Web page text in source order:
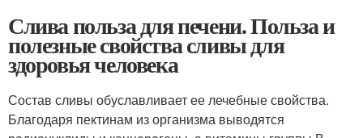
Слива польза для печени. Польза и
полезные свойства сливы для
здоровья человека
Состав сливы обуславливает ее лечебные свойства.
Благодаря пектинам из организма выводятся